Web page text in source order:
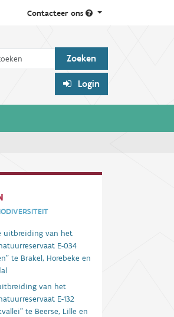
Contacteer ons
Login
uitbreiding van het
E-034
te Brakel, Horebeke en
van het
E-132
te Beerse, Lille en